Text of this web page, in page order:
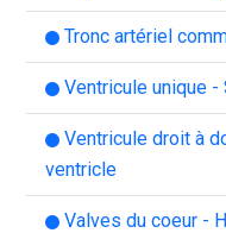
Tronc artériel
Ventricule unique
Ventricule droit à
ventricle
Valves du coeur -